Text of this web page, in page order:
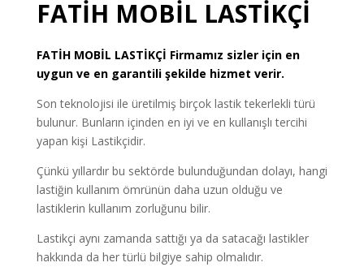
FATİH MOBİL LASTİKÇİ
FATİH MOBİL LASTİKÇİ Firmamız sizler için en
uygun ve en garantili şekilde hizmet verir.
Son teknolojisi ile üretilmiş birçok lastik tekerlekli türü
bulunur. Bunların içinden en iyi ve en kullanışlı tercihi
yapan kişi Lastikçidir.
Çünkü yıllardır bu sektörde bulunduğundan dolayı, hangi
lastiğin kullanım ömrünün daha uzun olduğu ve
lastiklerin kullanım zorluğunu bilir.
Lastikçi aynı zamanda sattığı ya da satacağı lastikler
hakkında da her türlü bilgiye sahip olmalıdır.